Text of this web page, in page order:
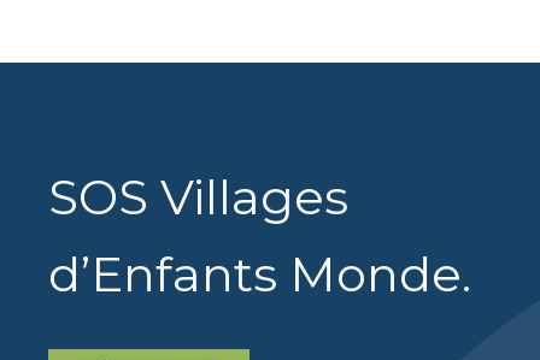
SOS Villages
d’Enfants Monde.